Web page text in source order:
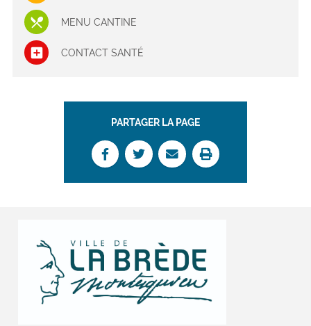
MENU CANTINE
CONTACT SANTÉ
PARTAGER LA PAGE